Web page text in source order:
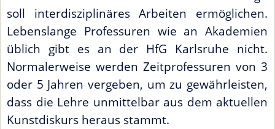
soll interdisziplinäres Arbeiten ermöglichen.
Lebenslange Professuren wie an Akademien
üblich gibt es an der HfG Karlsruhe nicht.
Normalerweise werden Zeitprofessuren von 3
oder 5 Jahren vergeben, um zu gewährleisten,
dass die Lehre unmittelbar aus dem aktuellen
Kunstdiskurs heraus stammt.